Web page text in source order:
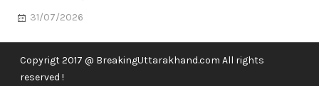
31/07/2026
Copyrigt 2017 @ BreakingUttarakhand.com All rights
reserved !